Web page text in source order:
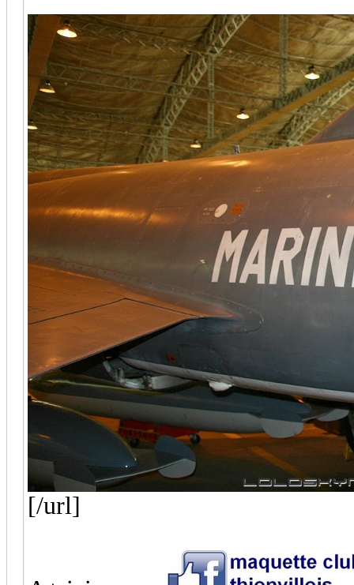
[/url]